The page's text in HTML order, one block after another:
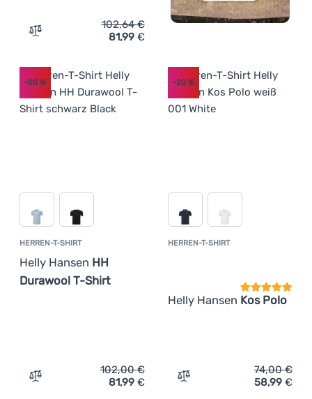
Zum Vergleich 'Damen-T-Shirt Helly Hansen W HH
102,64€
81,99 €
HERREN-T-SHIRT
Helly Hansen HH
Durawool T-Shirt
-20 %
Zum Vergleich 'Herren-T-Shirt Helly Hansen HH
102,00€
81,99 €
HERREN-T-SHIRT
Helly Hansen Kos Polo
-20%
Zum Vergleich 'Herren-T-
74,00€
58,99 €